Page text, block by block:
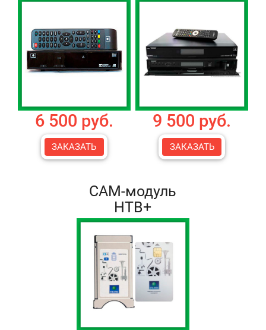
6 500 руб.
ЗАКАЗАТЬ
9 500 руб.
ЗАКАЗАТЬ
CAM-модуль
НТВ+